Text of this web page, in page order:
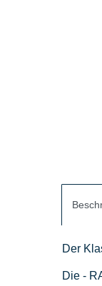
Der
Die -